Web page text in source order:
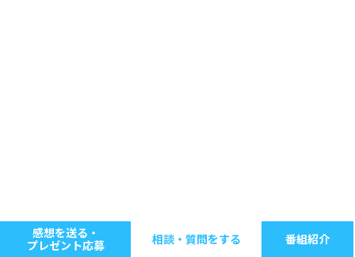
感想を送る・
プレゼント応募
相談・質問をする 番組紹介